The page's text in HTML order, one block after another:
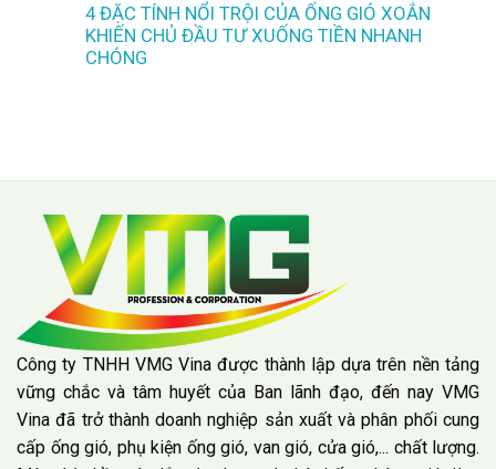
4 ĐẶC TÍNH NỔI TRỘI CỦA ỐNG GIÓ XOẮN
KHIẾN CHỦ ĐẦU TƯ XUỐNG TIỀN NHANH
CHÓNG
Công ty TNHH VMG Vina được thành lập dựa trên nền tảng
vững chắc và tâm huyết của Ban lãnh đạo, đến nay VMG
Vina đã trở thành doanh nghiệp sản xuất và phân phối cung
cấp ống gió, phụ kiện ống gió, van gió, cửa gió,... chất lượng.